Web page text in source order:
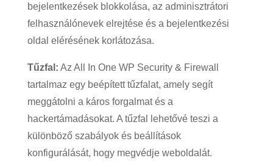
bejelentkezések blokkolása, az adminisztrátori
felhasználónevek elrejtése és a bejelentkezési
oldal elérésének korlátozása.
Tűzfal: Az All In One WP Security & Firewall
tartalmaz egy beépített tűzfalat, amely segít
meggátolni a káros forgalmat és a
hackertámadásokat. A tűzfal lehetővé teszi a
különböző szabályok és beállítások
konfigurálását, hogy megvédje weboldalát.